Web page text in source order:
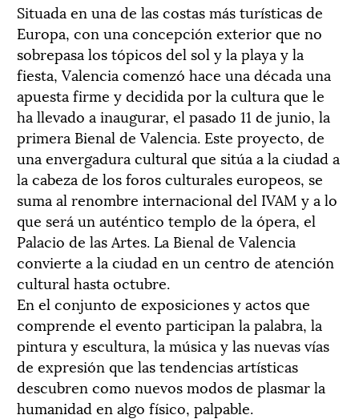
Situada en una de las costas más turísticas de
Europa, con una concepción exterior que no
sobrepasa los tópicos del sol y la playa y la
fiesta, Valencia comenzó hace una década una
apuesta firme y decidida por la cultura que le
ha llevado a inaugurar, el pasado 11 de junio, la
primera Bienal de Valencia. Este proyecto, de
una envergadura cultural que sitúa a la ciudad a
la cabeza de los foros culturales europeos, se
suma al renombre internacional del IVAM y a lo
que será un auténtico templo de la ópera, el
Palacio de las Artes. La Bienal de Valencia
convierte a la ciudad en un centro de atención
cultural hasta octubre.
En el conjunto de exposiciones y actos que
comprende el evento participan la palabra, la
pintura y escultura, la música y las nuevas vías
de expresión que las tendencias artísticas
descubren como nuevos modos de plasmar la
humanidad en algo físico, palpable.